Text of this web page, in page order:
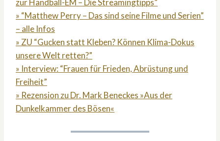
zur Handball-EM – Die Streamingtipps”
» “Matthew Perry – Das sind seine Filme und Serien”
– alle Infos
» ZU “Gucken statt Kleben? Können Klima-Dokus
unsere Welt retten?”
» Interview: “Frauen für Frieden, Abrüstung und
Freiheit”
» Rezension zu Dr. Mark Beneckes »Aus der
Dunkelkammer des Bösen«